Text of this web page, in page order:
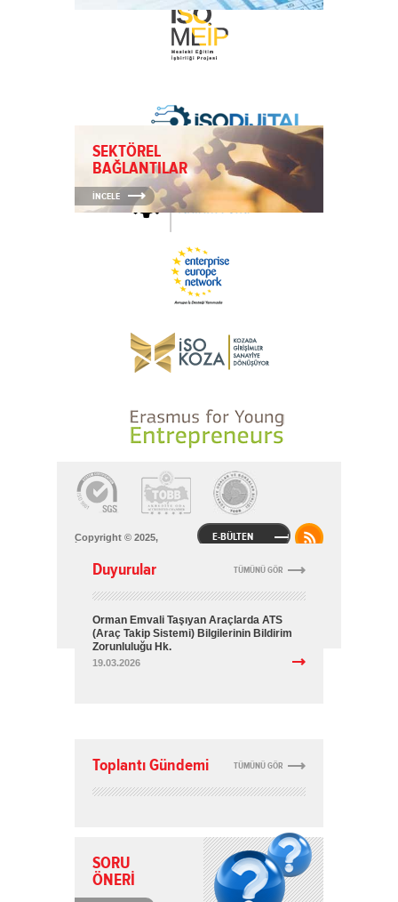
Duyurular TÜMÜNÜ GÖR
Orman Emvali Taşıyan Araçlarda ATS
(Araç Takip Sistemi) Bilgilerinin Bildirim
Zorunluluğu Hk.
19.03.2026
Toplantı Gündemi TÜMÜNÜ GÖR
SORU
ÖNERİ
SEKTÖREL
BAĞLANTILAR
İNCELE
E-BÜLTEN
Copyright © 2025,
Gizlilik ve Hukuki Şartlar
Bu site içeriğinin her türlü hakkı İstanbul Sanayi
Odası'na aittir. İzinsiz kullanılamaz.Site Haritası